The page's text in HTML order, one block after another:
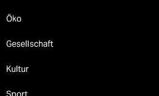
Öko
Gesellschaft
Kultur